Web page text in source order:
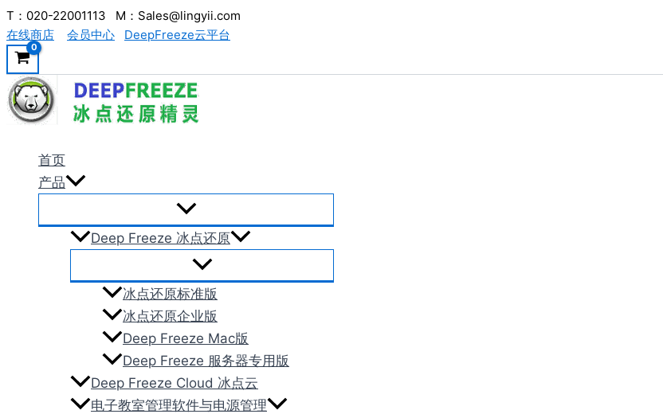
跳
至
内
容
T：020-22001113 M：Sales@lingyii.com
在线商店
会员中心 DeepFreeze云平台
首页
产品
Deep Freeze 冰点还原
冰点还原标准版
冰点还原企业版
Deep Freeze Mac版
Deep Freeze 服务器专用版
Deep Freeze Cloud 冰点云
电子教室管理软件与电源管理